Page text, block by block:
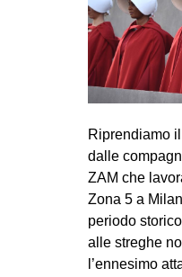
Riprendiamo
dalle
ZAM che
Zona 5 a
periodo
alle streghe
l’ennesimo